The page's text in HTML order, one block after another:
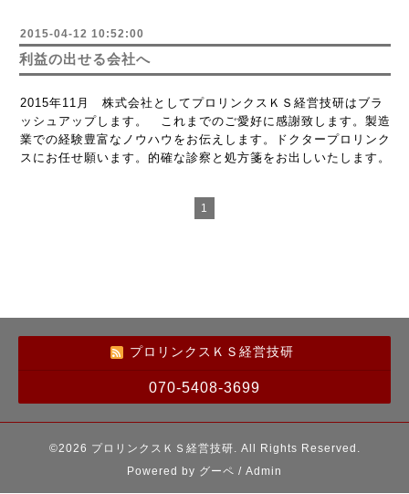
2015-04-12 10:52:00
利益の出せる会社へ
2015年11月 株式会社としてプロリンクスＫＳ経営技研はブラ
ッシュアップします。 これまでのご愛好に感謝致します。製造
業での経験豊富なノウハウをお伝えします。ドクタープロリンク
スにお任せ願います。的確な診察と処方箋をお出しいたします。
1
プロリンクスＫＳ経営技研
070-5408-3699
©2026 プロリンクスＫＳ経営技研. All Rights Reserved.
Powered by グーペ / Admin